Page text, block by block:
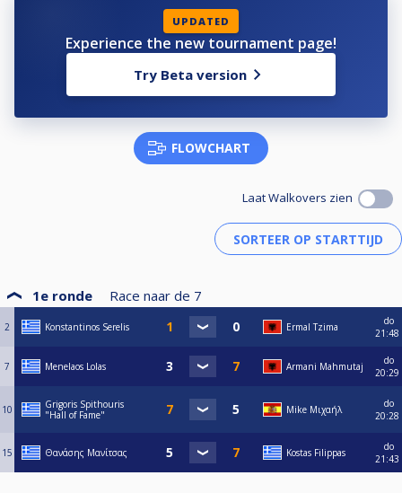
UPDATED
Experience the new tournament page!
Try Beta version
FLOWCHART
Laat Walkovers zien
1e ronde Race naar de 7
2 Konstantinos Serelis Ermal Tzima
do
21:48
7 Menelaos Lolas Armani Mahmutaj
do
20:29
10
Grigoris Spithouris
"Hall of Fame"
Mike Μιχαήλ
do
20:28
15 Θανάσης Μανίτσας Kostas Filippas
do
21:43